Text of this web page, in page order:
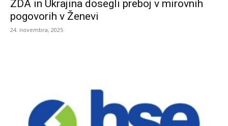
ZDA in Ukrajina dosegli preboj v mirovnih
pogovorih v Ženevi
24. novembra, 2025